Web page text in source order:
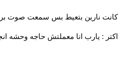
كانت نارين بتعيط بس سمعت صوت
اكتر : يارب انا معملتش حاجه وحشه